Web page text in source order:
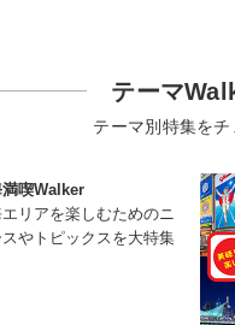
テーマ
テーマ別特集をチ
喫Walker
リアを楽しむためのニ
スやトピックスを大特集